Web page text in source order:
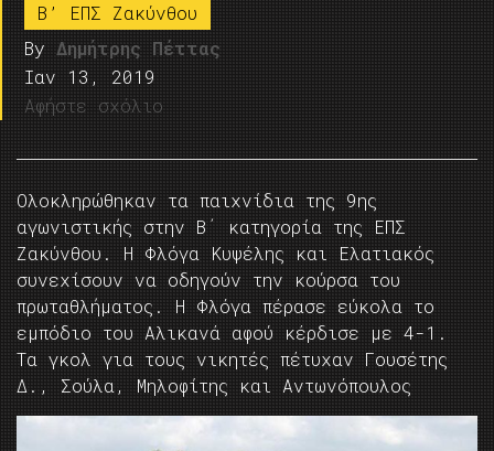
B’ ΕΠΣ Ζακύνθου
By Δημήτρης Πέττας
Ιαν 13, 2019
Αφήστε σχόλιο
Ολοκληρώθηκαν τα παιχνίδια της 9ης
αγωνιστικής στην Β΄ κατηγορία της ΕΠΣ
Ζακύνθου. Η Φλόγα Κυψέλης και Ελατιακός
συνεχίσουν να οδηγούν την κούρσα του
πρωταθλήματος. Η Φλόγα πέρασε εύκολα το
εμπόδιο του Αλικανά αφού κέρδισε με 4-1.
Τα γκολ για τους νικητές πέτυχαν Γουσέτης
Δ., Σούλα, Μηλοφίτης και Αντωνόπουλος